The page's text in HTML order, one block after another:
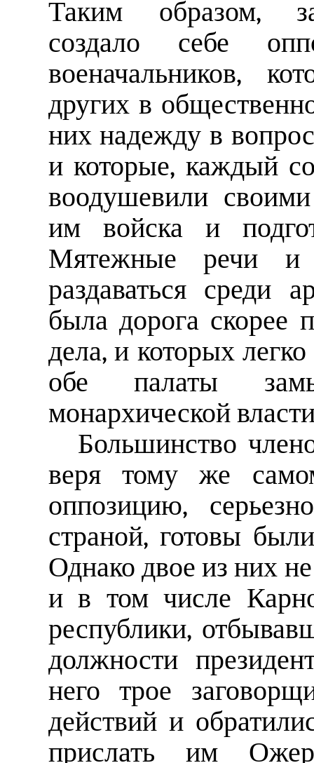
Таким образом,
создало себе
военачальников,
других в
них надежду в
и которые, каждый
воодушевили
им войска и
Мятежные речи и
раздаваться среди
была дорога скорее
дела, и которых
обе палаты
монархической
Большинство
веря тому же
оппозицию,
страной, готовы
Однако двое из них
и в том числе
республики,
должности
него трое
действий и
прислать им